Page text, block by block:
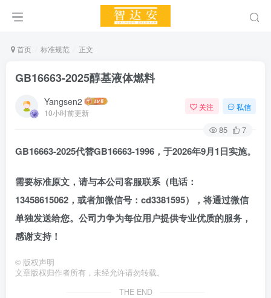
首页 标准规范 正文
GB16663-2025醇基液体燃料
Yangsen2
10小时前更新
关注 私信
85 7
GB16663-2025代替GB16663-1996 ， 于2026年9月1日实施。
需要标准原文，请与本公司客服联系（电话：
13458615062， 或者加微信号：cd3381595），将通过微信
单独发送给您。公司力争为每位用户提供专业优质的服务，
感谢支持！
© 版权声明
文章版权归作者所有，未经允许请勿转载。
THE END